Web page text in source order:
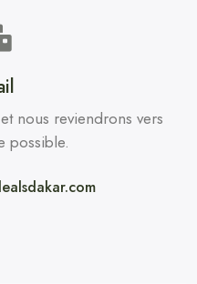
nous reviendrons vers
possible.